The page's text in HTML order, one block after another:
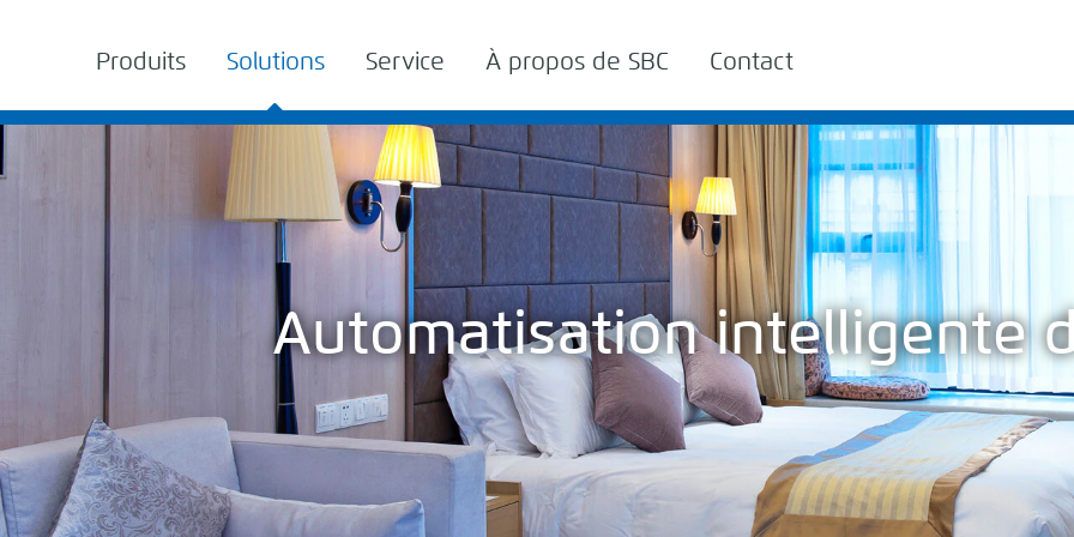
Produits Solutions Service À propos de SBC Contact
Automatisation intelligente